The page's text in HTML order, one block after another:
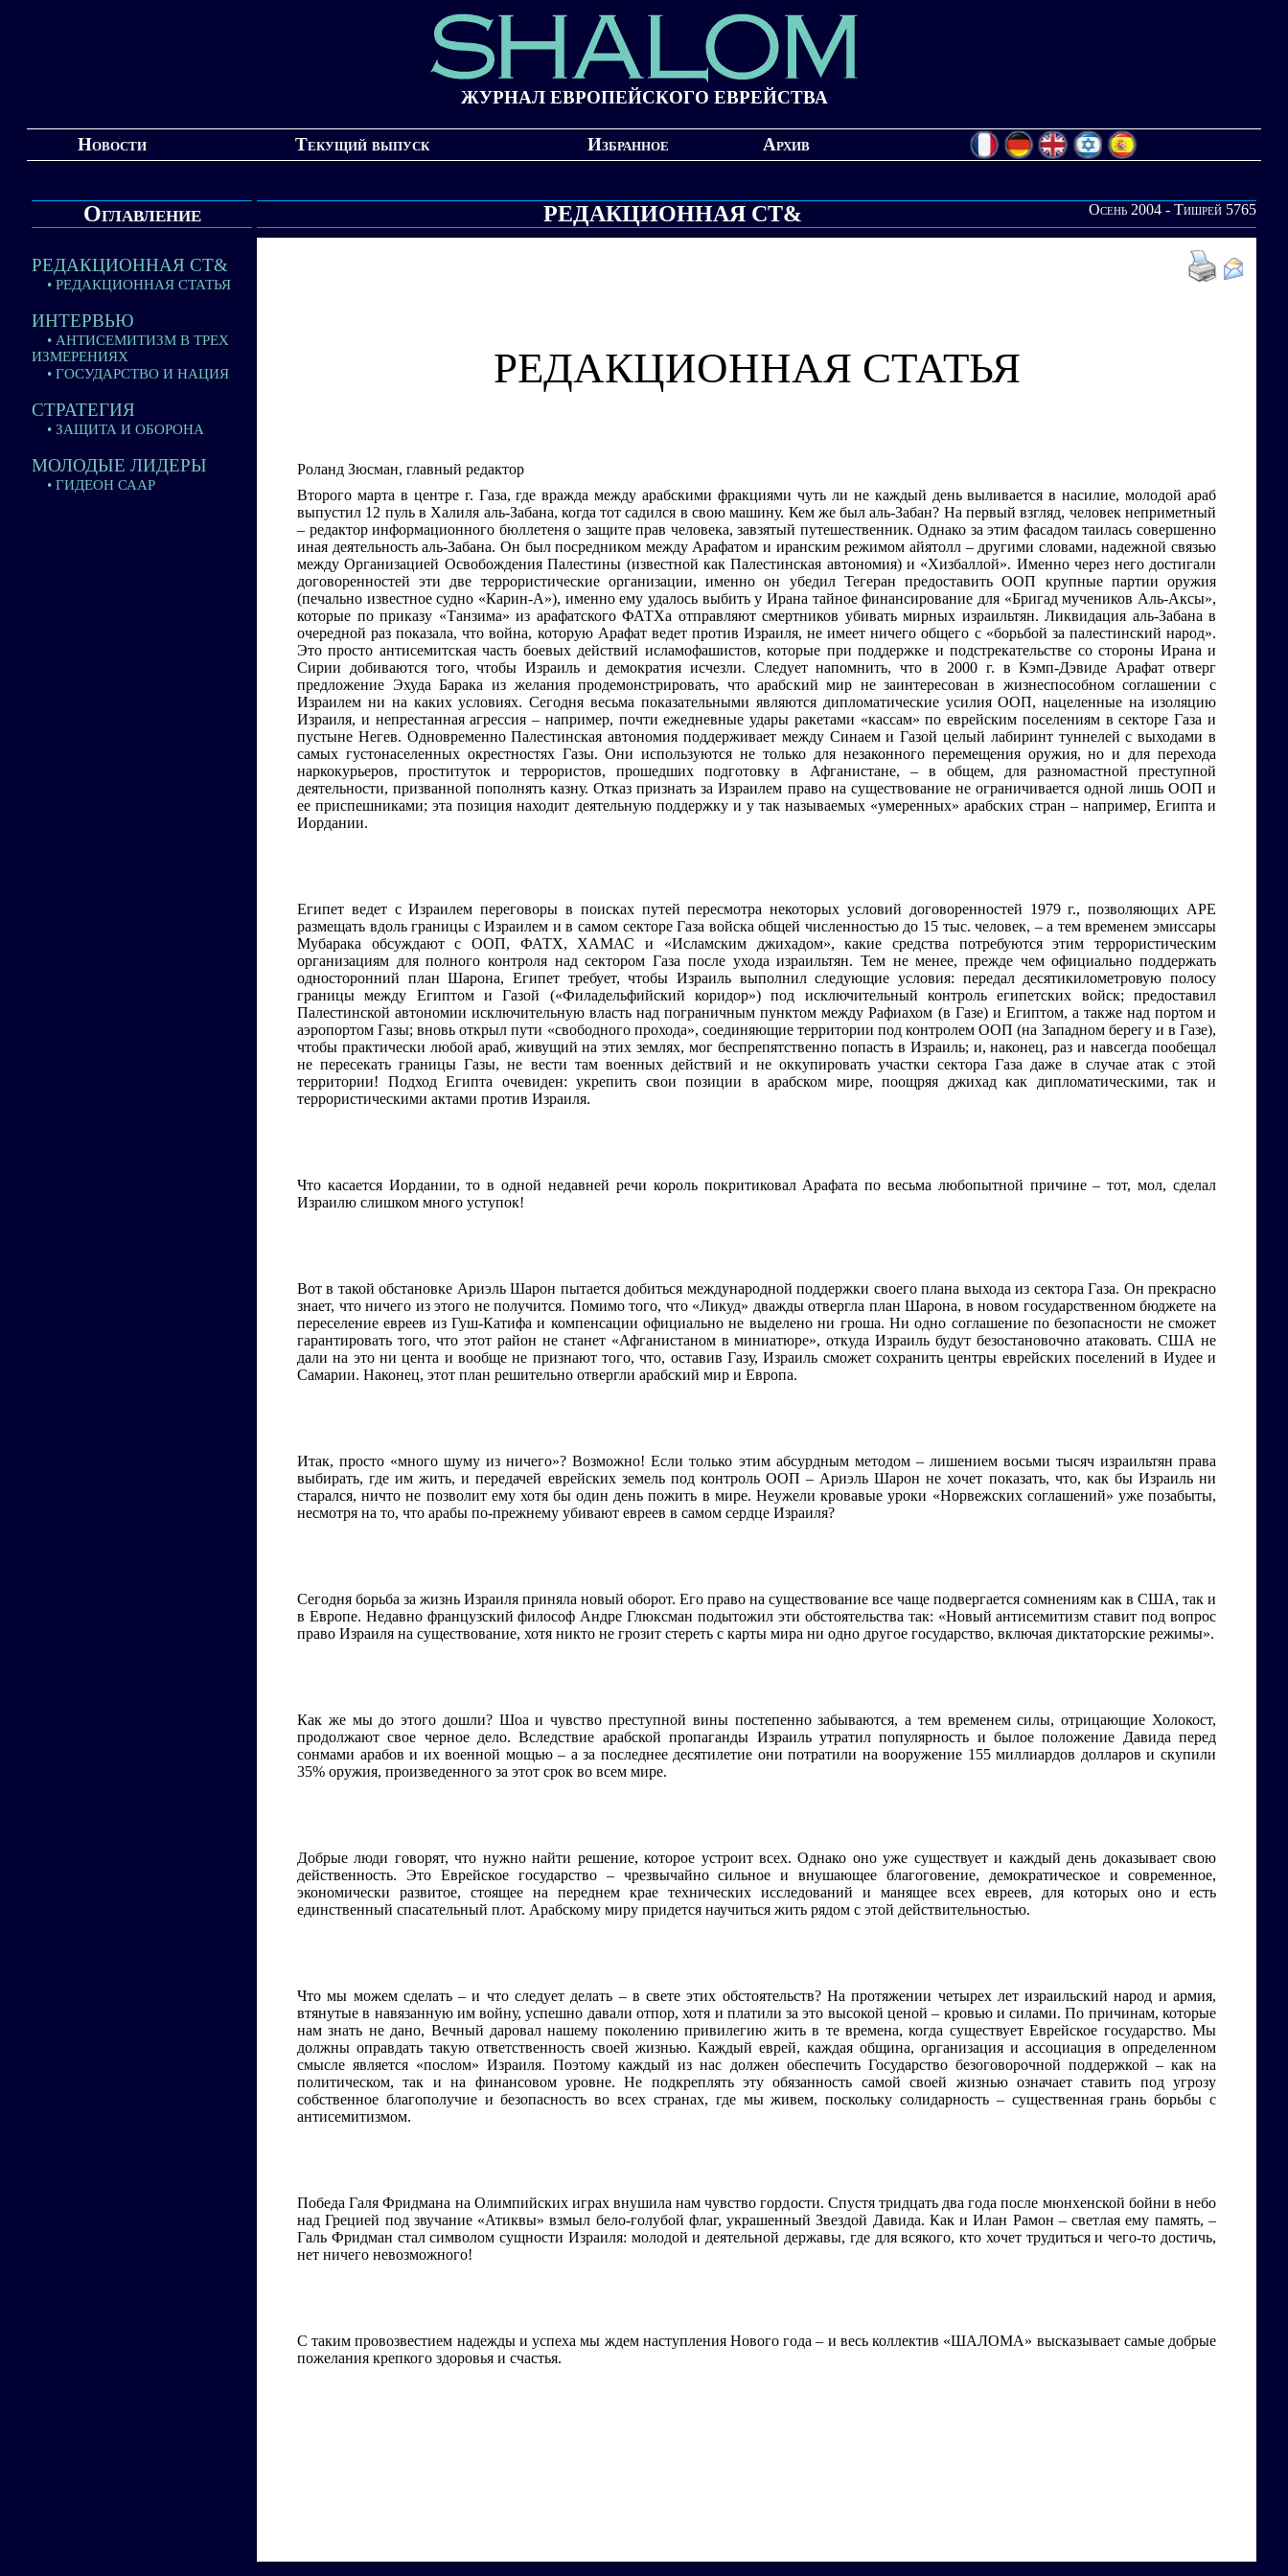
ЖУРНАЛ ЕВРОПЕЙСКОГО ЕВРЕЙСТВА
Новости Текущий выпуск Избранное Архив
Оглавление РЕДАКЦИОННАЯ СТ& Осень 2004 - Тишрей 5765
РЕДАКЦИОННАЯ СТ&
• РЕДАКЦИОННАЯ СТАТЬЯ
ИНТЕРВЬЮ
• АНТИСЕМИТИЗМ В ТРЕХ
ИЗМЕРЕНИЯХ
• ГОСУДАРСТВО И НАЦИЯ
СТРАТЕГИЯ
• ЗАЩИТА И ОБОРОНА
МОЛОДЫЕ ЛИДЕРЫ
• ГИДЕОН СААР
РЕДАКЦИОННАЯ СТАТЬЯ
Роланд Зюсман, главный редактор
Второго марта в центре г. Газа, где вражда между арабскими фракциями чуть ли не каждый день выливается в насилие, молодой араб
выпустил 12 пуль в Халиля аль-Забана, когда тот садился в свою машину. Кем же был аль-Забан? На первый взгляд, человек неприметный
– редактор информационного бюллетеня о защите прав человека, завзятый путешественник. Однако за этим фасадом таилась совершенно
иная деятельность аль-Забана. Он был посредником между Арафатом и иранским режимом айятолл – другими словами, надежной связью
между Организацией Освобождения Палестины (известной как Палестинская автономия) и «Хизбаллой». Именно через него достигали
договоренностей эти две террористические организации, именно он убедил Тегеран предоставить ООП крупные партии оружия
(печально известное судно «Карин-А»), именно ему удалось выбить у Ирана тайное финансирование для «Бригад мучеников Аль-Аксы»,
которые по приказу «Танзима» из арафатского ФАТХа отправляют смертников убивать мирных израильтян. Ликвидация аль-Забана в
очередной раз показала, что война, которую Арафат ведет против Израиля, не имеет ничего общего с «борьбой за палестинский народ».
Это просто антисемитская часть боевых действий исламофашистов, которые при поддержке и подстрекательстве со стороны Ирана и
Сирии добиваются того, чтобы Израиль и демократия исчезли. Следует напомнить, что в 2000 г. в Кэмп-Дэвиде Арафат отверг
предложение Эхуда Барака из желания продемонстрировать, что арабский мир не заинтересован в жизнеспособном соглашении с
Израилем ни на каких условиях. Сегодня весьма показательными являются дипломатические усилия ООП, нацеленные на изоляцию
Израиля, и непрестанная агрессия – например, почти ежедневные удары ракетами «кассам» по еврейским поселениям в секторе Газа и
пустыне Негев. Одновременно Палестинская автономия поддерживает между Синаем и Газой целый лабиринт туннелей с выходами в
самых густонаселенных окрестностях Газы. Они используются не только для незаконного перемещения оружия, но и для перехода
наркокурьеров, проституток и террористов, прошедших подготовку в Афганистане, – в общем, для разномастной преступной
деятельности, призванной пополнять казну. Отказ признать за Израилем право на существование не ограничивается одной лишь ООП и
ее приспешниками; эта позиция находит деятельную поддержку и у так называемых «умеренных» арабских стран – например, Египта и
Иордании.
Египет ведет с Израилем переговоры в поисках путей пересмотра некоторых условий договоренностей 1979 г., позволяющих АРЕ
размещать вдоль границы с Израилем и в самом секторе Газа войска общей численностью до 15 тыс. человек, – а тем временем эмиссары
Мубарака обсуждают с ООП, ФАТХ, ХАМАС и «Исламским джихадом», какие средства потребуются этим террористическим
организациям для полного контроля над сектором Газа после ухода израильтян. Тем не менее, прежде чем официально поддержать
односторонний план Шарона, Египет требует, чтобы Израиль выполнил следующие условия: передал десятикилометровую полосу
границы между Египтом и Газой («Филадельфийский коридор») под исключительный контроль египетских войск; предоставил
Палестинской автономии исключительную власть над пограничным пунктом между Рафиахом (в Газе) и Египтом, а также над портом и
аэропортом Газы; вновь открыл пути «свободного прохода», соединяющие территории под контролем ООП (на Западном берегу и в Газе),
чтобы практически любой араб, живущий на этих землях, мог беспрепятственно попасть в Израиль; и, наконец, раз и навсегда пообещал
не пересекать границы Газы, не вести там военных действий и не оккупировать участки сектора Газа даже в случае атак с этой
территории! Подход Египта очевиден: укрепить свои позиции в арабском мире, поощряя джихад как дипломатическими, так и
террористическими актами против Израиля.
Что касается Иордании, то в одной недавней речи король покритиковал Арафата по весьма любопытной причине – тот, мол, сделал
Израилю слишком много уступок!
Вот в такой обстановке Ариэль Шарон пытается добиться международной поддержки своего плана выхода из сектора Газа. Он прекрасно
знает, что ничего из этого не получится. Помимо того, что «Ликуд» дважды отвергла план Шарона, в новом государственном бюджете на
переселение евреев из Гуш-Катифа и компенсации официально не выделено ни гроша. Ни одно соглашение по безопасности не сможет
гарантировать того, что этот район не станет «Афганистаном в миниатюре», откуда Израиль будут безостановочно атаковать. США не
дали на это ни цента и вообще не признают того, что, оставив Газу, Израиль сможет сохранить центры еврейских поселений в Иудее и
Самарии. Наконец, этот план решительно отвергли арабский мир и Европа.
Итак, просто «много шуму из ничего»? Возможно! Если только этим абсурдным методом – лишением восьми тысяч израильтян права
выбирать, где им жить, и передачей еврейских земель под контроль ООП – Ариэль Шарон не хочет показать, что, как бы Израиль ни
старался, ничто не позволит ему хотя бы один день пожить в мире. Неужели кровавые уроки «Норвежских соглашений» уже позабыты,
несмотря на то, что арабы по-прежнему убивают евреев в самом сердце Израиля?
Сегодня борьба за жизнь Израиля приняла новый оборот. Его право на существование все чаще подвергается сомнениям как в США, так и
в Европе. Недавно французский философ Андре Глюксман подытожил эти обстоятельства так: «Новый антисемитизм ставит под вопрос
право Израиля на существование, хотя никто не грозит стереть с карты мира ни одно другое государство, включая диктаторские режимы».
Как же мы до этого дошли? Шоа и чувство преступной вины постепенно забываются, а тем временем силы, отрицающие Холокост,
продолжают свое черное дело. Вследствие арабской пропаганды Израиль утратил популярность и былое положение Давида перед
сонмами арабов и их военной мощью – а за последнее десятилетие они потратили на вооружение 155 миллиардов долларов и скупили
35% оружия, произведенного за этот срок во всем мире.
Добрые люди говорят, что нужно найти решение, которое устроит всех. Однако оно уже существует и каждый день доказывает свою
действенность. Это Еврейское государство – чрезвычайно сильное и внушающее благоговение, демократическое и современное,
экономически развитое, стоящее на переднем крае технических исследований и манящее всех евреев, для которых оно и есть
единственный спасательный плот. Арабскому миру придется научиться жить рядом с этой действительностью.
Что мы можем сделать – и что следует делать – в свете этих обстоятельств? На протяжении четырех лет израильский народ и армия,
втянутые в навязанную им войну, успешно давали отпор, хотя и платили за это высокой ценой – кровью и силами. По причинам, которые
нам знать не дано, Вечный даровал нашему поколению привилегию жить в те времена, когда существует Еврейское государство. Мы
должны оправдать такую ответственность своей жизнью. Каждый еврей, каждая община, организация и ассоциация в определенном
смысле является «послом» Израиля. Поэтому каждый из нас должен обеспечить Государство безоговорочной поддержкой – как на
политическом, так и на финансовом уровне. Не подкреплять эту обязанность самой своей жизнью означает ставить под угрозу
собственное благополучие и безопасность во всех странах, где мы живем, поскольку солидарность – существенная грань борьбы с
антисемитизмом.
Победа Галя Фридмана на Олимпийских играх внушила нам чувство гордости. Спустя тридцать два года после мюнхенской бойни в небо
над Грецией под звучание «Атиквы» взмыл бело-голубой флаг, украшенный Звездой Давида. Как и Илан Рамон – светлая ему память, –
Галь Фридман стал символом сущности Израиля: молодой и деятельной державы, где для всякого, кто хочет трудиться и чего-то достичь,
нет ничего невозможного!
С таким провозвестием надежды и успеха мы ждем наступления Нового года – и весь коллектив «ШАЛОМА» высказывает самые добрые
пожелания крепкого здоровья и счастья.